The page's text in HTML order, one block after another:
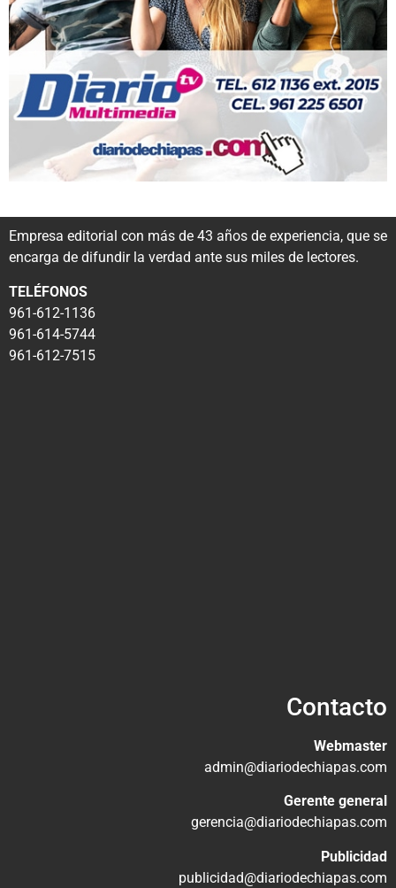
Empresa editorial con más de 43 años de experiencia, que se
encarga de difundir la verdad ante sus miles de lectores.
TELÉFONOS
961-612-1136
961-614-5744
961-612-7515
Contacto
Webmaster
admin@diariodechiapas.com
Gerente general
gerencia@diariodechiapas.com
Publicidad
publicidad@diariodechiapas.com